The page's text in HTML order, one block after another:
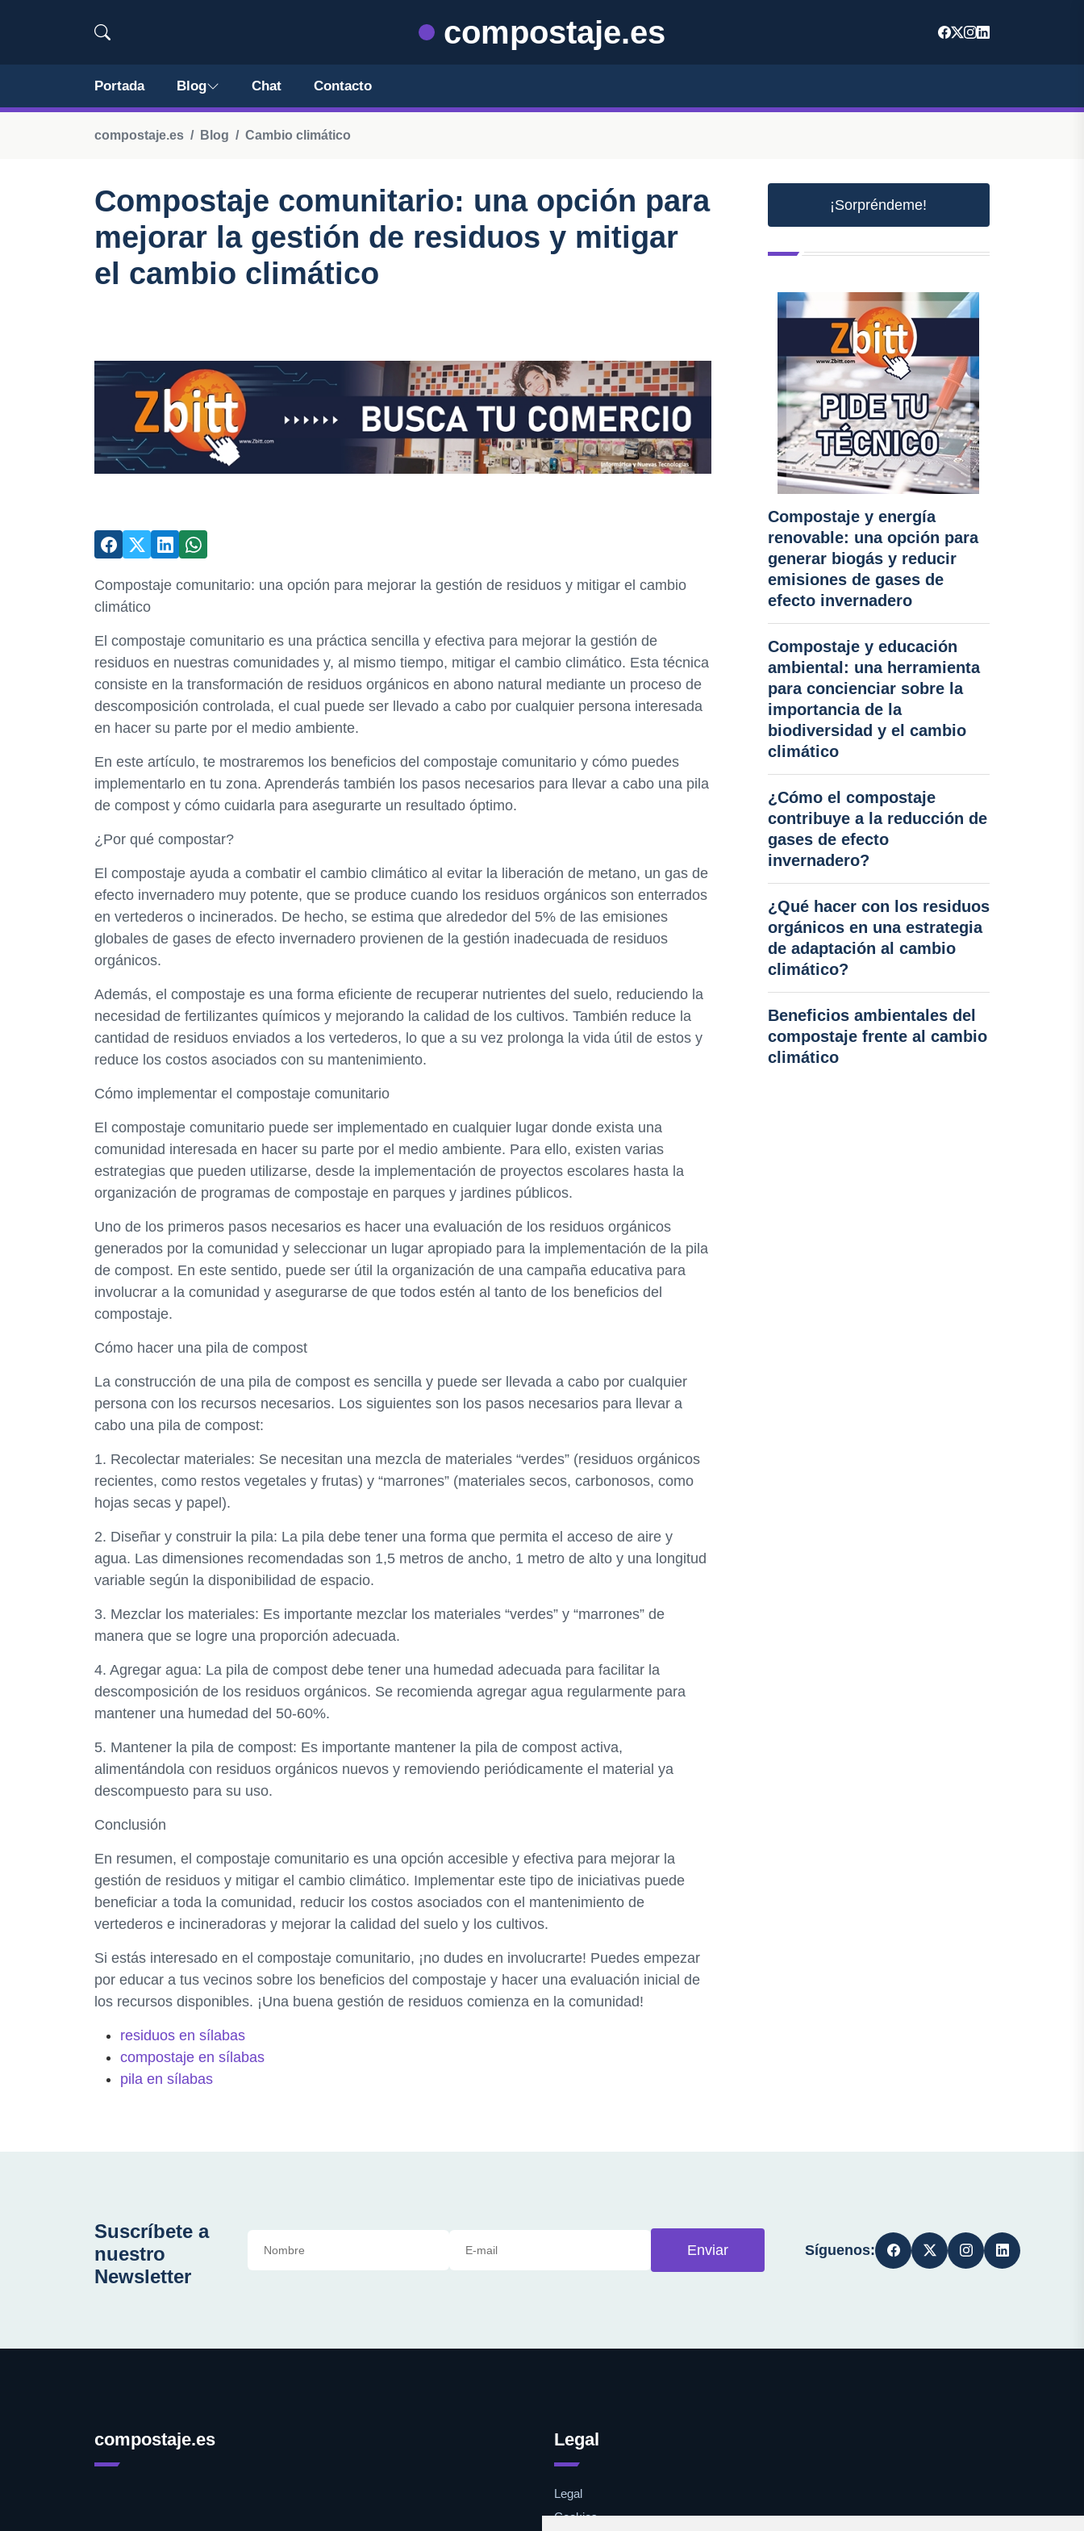
compostaje.es
Portada Blog Chat Contacto
compostaje.es Blog Cambio climático
Compostaje comunitario: una opción para
mejorar la gestión de residuos y mitigar
el cambio climático
Compostaje comunitario: una opción para mejorar la gestión de residuos y mitigar el cambio
climático
El compostaje comunitario es una práctica sencilla y efectiva para mejorar la gestión de
residuos en nuestras comunidades y, al mismo tiempo, mitigar el cambio climático. Esta técnica
consiste en la transformación de residuos orgánicos en abono natural mediante un proceso de
descomposición controlada, el cual puede ser llevado a cabo por cualquier persona interesada
en hacer su parte por el medio ambiente.
En este artículo, te mostraremos los beneficios del compostaje comunitario y cómo puedes
implementarlo en tu zona. Aprenderás también los pasos necesarios para llevar a cabo una pila
de compost y cómo cuidarla para asegurarte un resultado óptimo.
¿Por qué compostar?
El compostaje ayuda a combatir el cambio climático al evitar la liberación de metano, un gas de
efecto invernadero muy potente, que se produce cuando los residuos orgánicos son enterrados
en vertederos o incinerados. De hecho, se estima que alrededor del 5% de las emisiones
globales de gases de efecto invernadero provienen de la gestión inadecuada de residuos
orgánicos.
Además, el compostaje es una forma eficiente de recuperar nutrientes del suelo, reduciendo la
necesidad de fertilizantes químicos y mejorando la calidad de los cultivos. También reduce la
cantidad de residuos enviados a los vertederos, lo que a su vez prolonga la vida útil de estos y
reduce los costos asociados con su mantenimiento.
Cómo implementar el compostaje comunitario
El compostaje comunitario puede ser implementado en cualquier lugar donde exista una
comunidad interesada en hacer su parte por el medio ambiente. Para ello, existen varias
estrategias que pueden utilizarse, desde la implementación de proyectos escolares hasta la
organización de programas de compostaje en parques y jardines públicos.
Uno de los primeros pasos necesarios es hacer una evaluación de los residuos orgánicos
generados por la comunidad y seleccionar un lugar apropiado para la implementación de la pila
de compost. En este sentido, puede ser útil la organización de una campaña educativa para
involucrar a la comunidad y asegurarse de que todos estén al tanto de los beneficios del
compostaje.
Cómo hacer una pila de compost
La construcción de una pila de compost es sencilla y puede ser llevada a cabo por cualquier
persona con los recursos necesarios. Los siguientes son los pasos necesarios para llevar a
cabo una pila de compost:
1. Recolectar materiales: Se necesitan una mezcla de materiales “verdes” (residuos orgánicos
recientes, como restos vegetales y frutas) y “marrones” (materiales secos, carbonosos, como
hojas secas y papel).
2. Diseñar y construir la pila: La pila debe tener una forma que permita el acceso de aire y
agua. Las dimensiones recomendadas son 1,5 metros de ancho, 1 metro de alto y una longitud
variable según la disponibilidad de espacio.
3. Mezclar los materiales: Es importante mezclar los materiales “verdes” y “marrones” de
manera que se logre una proporción adecuada.
4. Agregar agua: La pila de compost debe tener una humedad adecuada para facilitar la
descomposición de los residuos orgánicos. Se recomienda agregar agua regularmente para
mantener una humedad del 50-60%.
5. Mantener la pila de compost: Es importante mantener la pila de compost activa,
alimentándola con residuos orgánicos nuevos y removiendo periódicamente el material ya
descompuesto para su uso.
Conclusión
En resumen, el compostaje comunitario es una opción accesible y efectiva para mejorar la
gestión de residuos y mitigar el cambio climático. Implementar este tipo de iniciativas puede
beneficiar a toda la comunidad, reducir los costos asociados con el mantenimiento de
vertederos e incineradoras y mejorar la calidad del suelo y los cultivos.
Si estás interesado en el compostaje comunitario, ¡no dudes en involucrarte! Puedes empezar
por educar a tus vecinos sobre los beneficios del compostaje y hacer una evaluación inicial de
los recursos disponibles. ¡Una buena gestión de residuos comienza en la comunidad!
residuos en sílabas
compostaje en sílabas
pila en sílabas
¡Sorpréndeme!
Compostaje y energía
renovable: una opción para
generar biogás y reducir
emisiones de gases de
efecto invernadero
Compostaje y educación
ambiental: una herramienta
para concienciar sobre la
importancia de la
biodiversidad y el cambio
climático
¿Cómo el compostaje
contribuye a la reducción de
gases de efecto
invernadero?
¿Qué hacer con los residuos
orgánicos en una estrategia
de adaptación al cambio
climático?
Beneficios ambientales del
compostaje frente al cambio
climático
Suscríbete a
nuestro
Newsletter
Enviar Síguenos:
compostaje.es Legal
Legal
Cookies